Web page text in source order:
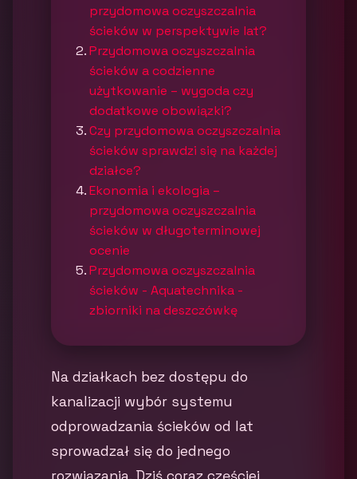
przydomowa oczyszczalnia
ścieków w perspektywie lat?
Przydomowa oczyszczalnia
ścieków a codzienne
użytkowanie – wygoda czy
dodatkowe obowiązki?
Czy przydomowa oczyszczalnia
ścieków sprawdzi się na każdej
działce?
Ekonomia i ekologia –
przydomowa oczyszczalnia
ścieków w długoterminowej
ocenie
Przydomowa oczyszczalnia
ścieków - Aquatechnika -
zbiorniki na deszczówkę
Na działkach bez dostępu do
kanalizacji wybór systemu
odprowadzania ścieków od lat
sprowadzał się do jednego